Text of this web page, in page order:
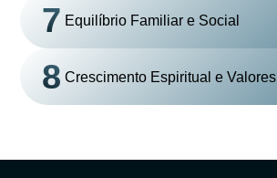
7 Equilíbrio Familiar e Social
8 Crescimento Espiritual e Valores